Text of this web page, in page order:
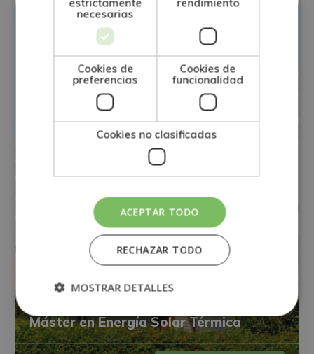
Máster en Energía Solar Térmica
necesarias
Cookies de
preferencias
Cookies de
funcionalidad
Cookies no clasificadas
ACEPTAR TODO
RECHAZAR TODO
MOSTRAR DETALLES